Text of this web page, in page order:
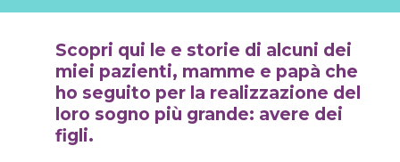
Scopri qui le e storie di alcuni dei
miei pazienti, mamme e papà che
ho seguito per la realizzazione del
loro sogno più grande: avere dei
figli.